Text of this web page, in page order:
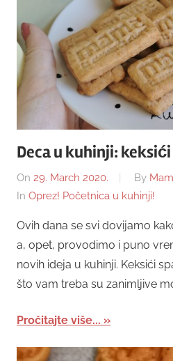
Deca u kuhinji: keksići
On 29. March 2020. By
In Oprez! Početnica u kuhinji!
Ovih dana se svi dovijamo
a, opet, provodimo i puno
novih ideja u kuhinji. Keksići
što vam treba su zanimljive
Pročitajte više...